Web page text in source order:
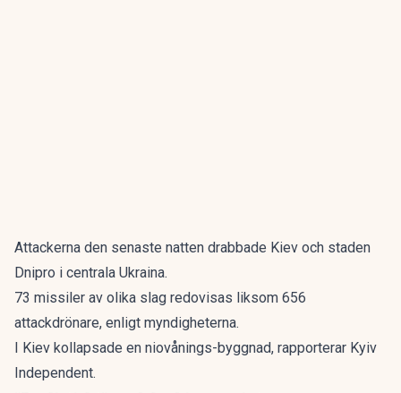
Attackerna den senaste natten drabbade Kiev och staden
Dnipro i centrala Ukraina.
73 missiler av olika slag redovisas liksom 656
attackdrönare, enligt myndigheterna.
I Kiev kollapsade en niovånings-byggnad, rapporterar Kyiv
Independent.